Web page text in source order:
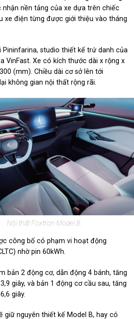
nhận nền tảng của xe dựa trên chiếc
xe điện từng được giới thiệu vào tháng
Pininfarina, studio thiết kế trứ danh của
VinFast. Xe có kích thước dài x rộng x
(mm). Chiều dài cơ sở lên tới
không gian nội thất rộng rãi.
Nội thất Foxtron Model B.
công bố có phạm vi hoạt động
nhờ pin 60kWh.
bản 2 động cơ, dẫn động 4 bánh, tăng
giây, và bản 1 động cơ cầu sau, tăng
giây.
giữ nguyên thiết kế Model B, hay có